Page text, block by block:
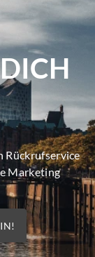
Rückrufservice
Marketing